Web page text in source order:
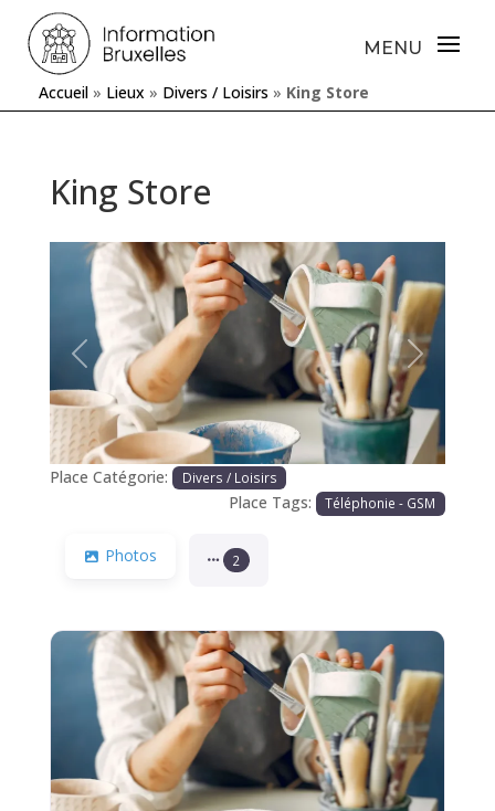
Accueil » Lieux » Divers / Loisirs » King Store
King Store
Précédente Prochaine
Place Catégorie: Divers / Loisirs
Place Tags: Téléphonie - GSM
Photos 2